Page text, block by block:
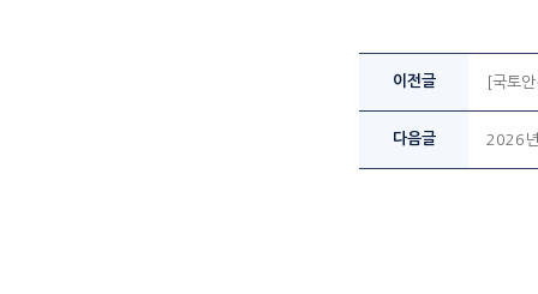
이전글 [국토
다음글 2026